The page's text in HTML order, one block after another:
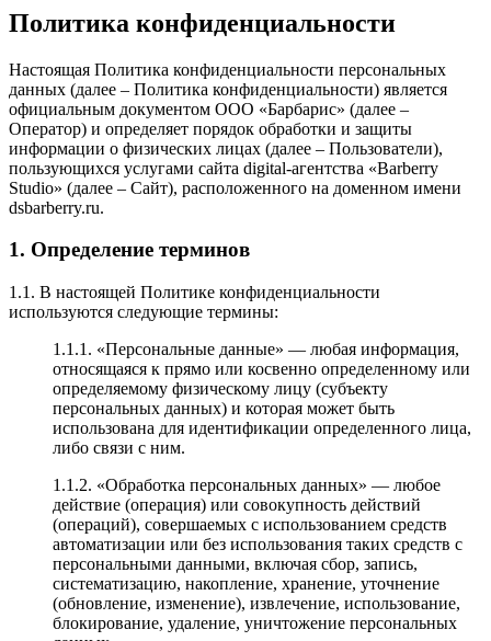
Политика конфиденциальности
Настоящая Политика конфиденциальности персональных
данных (далее – Политика конфиденциальности) является
официальным документом ООО «Барбарис» (далее –
Оператор) и определяет порядок обработки и защиты
информации о физических лицах (далее – Пользователи),
пользующихся услугами сайта digital-агентства «Barberry
Studio» (далее – Сайт), расположенного на доменном имени
dsbarberry.ru.
1. Определение терминов
1.1. В настоящей Политике конфиденциальности
используются следующие термины:
1.1.1. «Персональные данные» — любая информация,
относящаяся к прямо или косвенно определенному или
определяемому физическому лицу (субъекту
персональных данных) и которая может быть
использована для идентификации определенного лица,
либо связи с ним.
1.1.2. «Обработка персональных данных» — любое
действие (операция) или совокупность действий
(операций), совершаемых с использованием средств
автоматизации или без использования таких средств с
персональными данными, включая сбор, запись,
систематизацию, накопление, хранение, уточнение
(обновление, изменение), извлечение, использование,
блокирование, удаление, уничтожение персональных